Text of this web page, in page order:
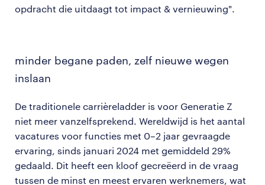
opdracht die uitdaagt tot impact & vernieuwing".
minder begane paden, zelf nieuwe wegen
inslaan
De traditionele carrièreladder is voor Generatie Z
niet meer vanzelfsprekend. Wereldwijd is het aantal
vacatures voor functies met 0–2 jaar gevraagde
ervaring, sinds januari 2024 met gemiddeld 29%
gedaald. Dit heeft een kloof gecreëerd in de vraag
tussen de minst en meest ervaren werknemers, wat